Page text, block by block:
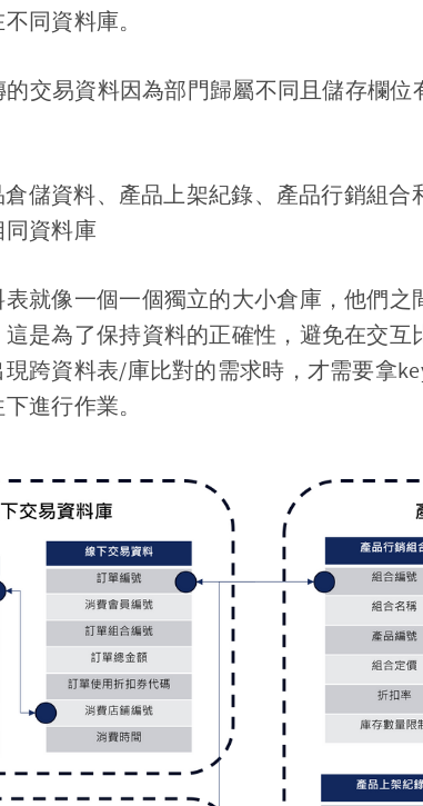
同資料庫。
易資料因為部門歸屬不同且儲存欄位
儲資料、產品上架紀錄、產品行銷組
資料庫
就像一個一個獨立的大小倉庫，他們之
是為了保持資料的正確性，避免在交
跨資料表/庫比對的需求時，才需要拿
進行作業。